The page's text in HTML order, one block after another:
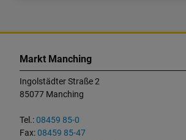
Markt Manching
Ingolstädter Straße 2
85077 Manching
Tel.:08459 85-0
Fax:08459 85-47